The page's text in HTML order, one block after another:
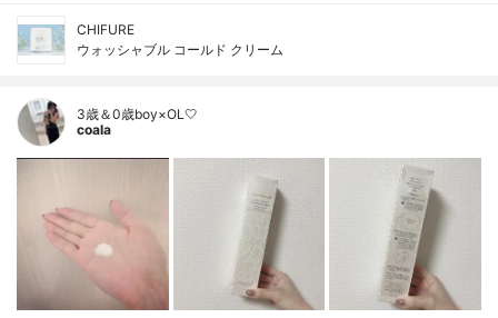
CHIFURE
ウォッシャブル コールド クリーム
3歳＆0歳boy×OL🤍
coala